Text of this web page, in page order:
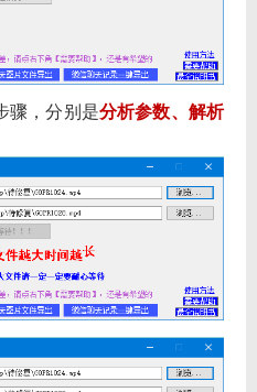
骤，分别是分析参数、解析